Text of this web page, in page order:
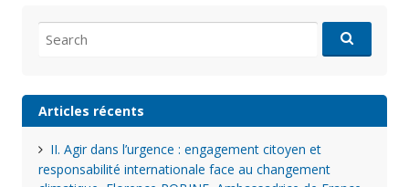
for:
Articles récents
II. Agir dans l’urgence : engagement citoyen et
responsabilité internationale face au changement